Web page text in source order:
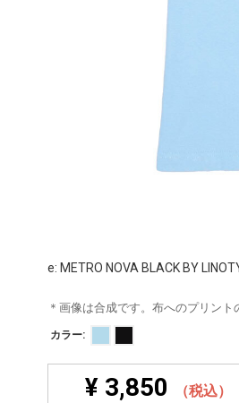
e: METRO NOVA BLACK BY
＊画像は合成です。布へのプリント
カラー:
¥ 3,850 （税込）